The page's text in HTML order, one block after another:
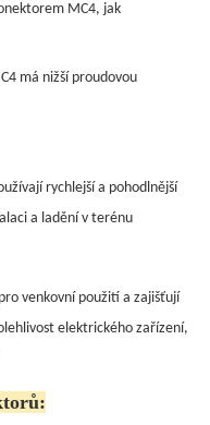
MC4, jak
má nižší proudovou
rychlejší a pohodlnější
a ladění v terénu
venkovní použití a zajišťují
elektrického zařízení,